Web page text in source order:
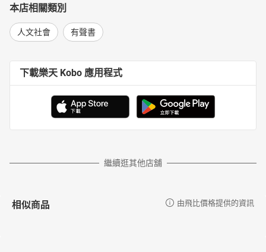
從物件史到跨國歷史
•曾經用來治病，現在卻是對身體有害的「菸」。
•從染血的貝寧飾板，看見19世紀的歐洲殖民史。
【Point3】結合歷史+博物館專業的音頻課程
深入淺出帶你認識藏品的過去、望向未來
化脈絡。
遠赴大英歷險記－文物是如何到大英的故事，揭開大英帝國
品，看見歐洲人如何認識世界。
【Point3】
原來大英也有這些酷東西！顛覆你對古老博物館的想像
本店相關類別
人文社會 有聲書
下載樂天 Kobo 應用程式
繼續逛其他店舖
相似商品 由飛比價格提供的資訊